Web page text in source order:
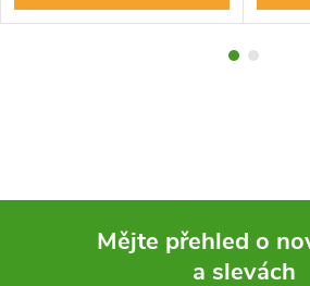
Mějte přehled o
a slevách